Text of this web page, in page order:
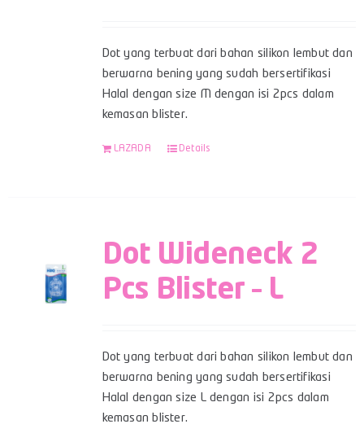
Dot yang terbuat dari bahan silikon lembut dan
berwarna bening yang sudah bersertifikasi
Halal dengan size M dengan isi 2pcs dalam
kemasan blister.
LAZADA Details
Dot Wideneck 2
Pcs Blister – L
Dot yang terbuat dari bahan silikon lembut dan
berwarna bening yang sudah bersertifikasi
Halal dengan size L dengan isi 2pcs dalam
kemasan blister.